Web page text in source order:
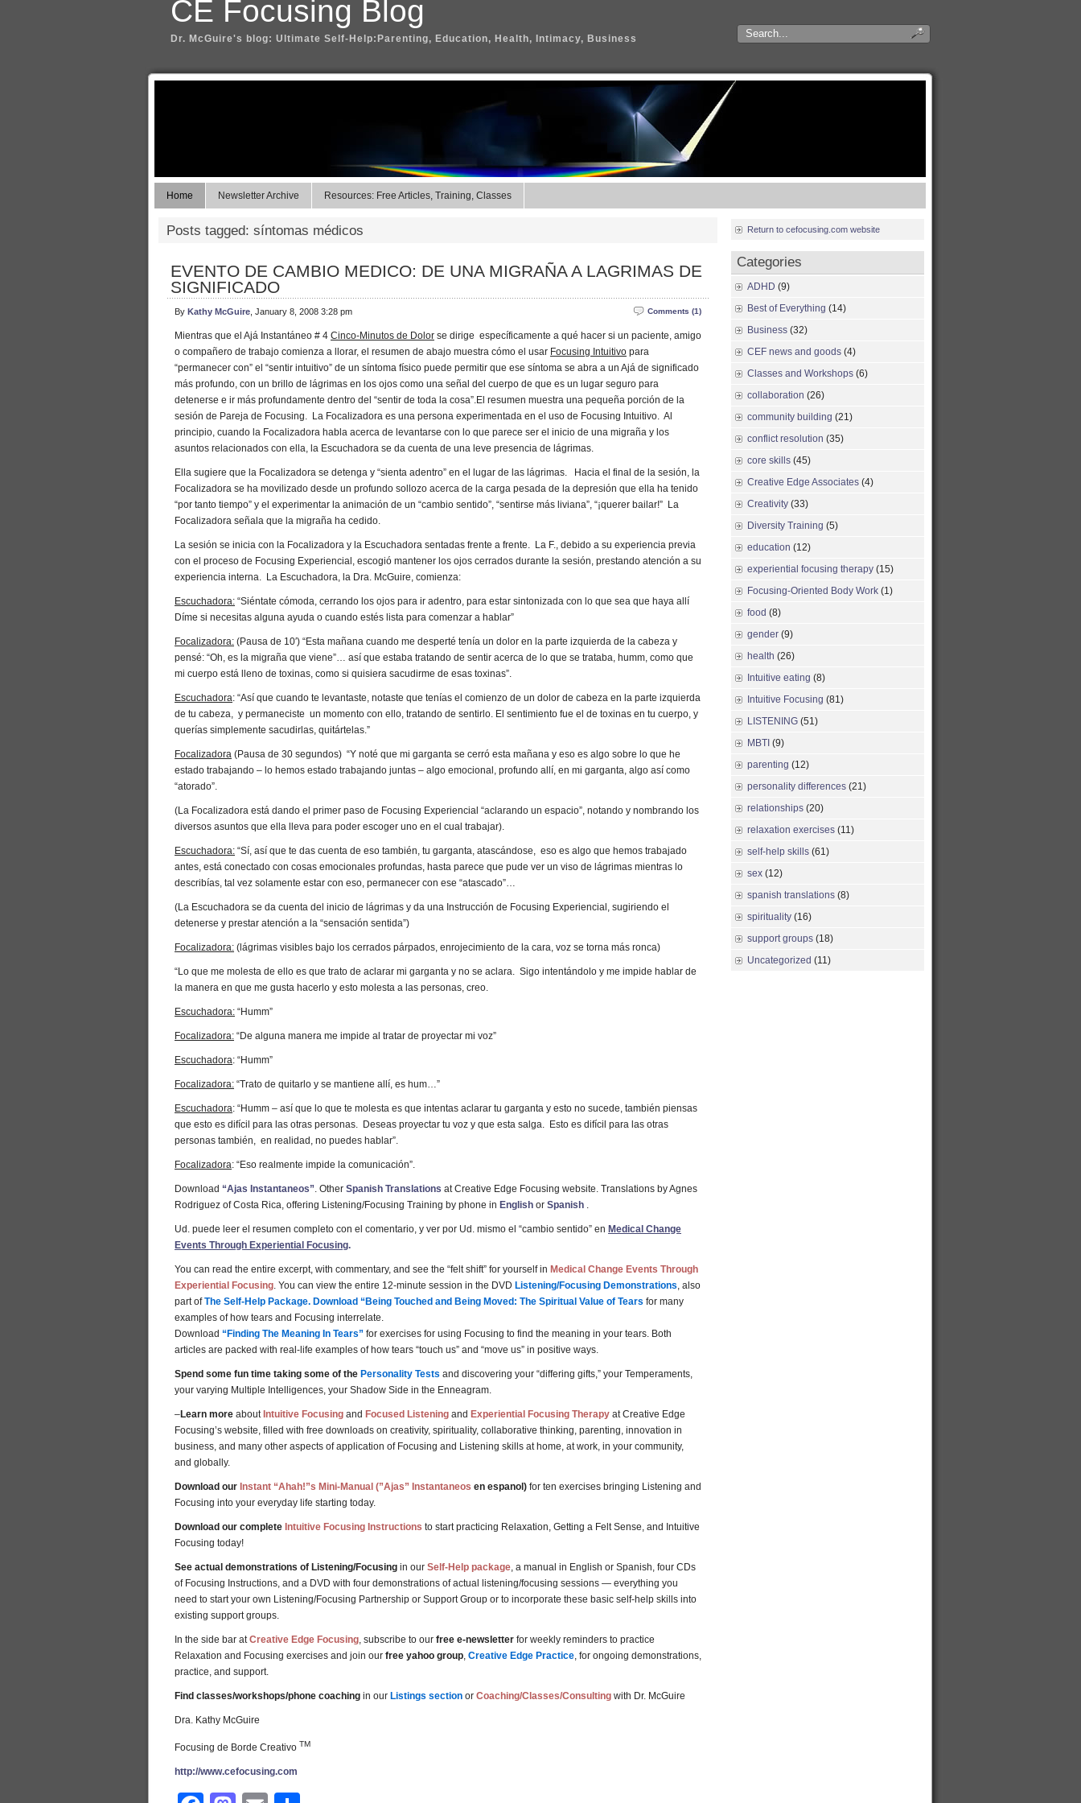
CE Focusing Blog
Dr. McGuire's blog: Ultimate Self-Help:Parenting, Education, Health, Intimacy, Business
Home Newsletter Archive Resources: Free Articles, Training, Classes
Posts tagged: síntomas médicos
EVENTO DE CAMBIO MEDICO: DE UNA MIGRAÑA A LAGRIMAS DE
SIGNIFICADO
Comments (1)
By Kathy McGuire , January 8, 2008 3:28 pm
Mientras que el Ajá Instantáneo # 4 Cinco-Minutos de Dolor se dirige específicamente a qué hacer si un paciente, amigo
o compañero de trabajo comienza a llorar, el resumen de abajo muestra cómo el usar Focusing Intuitivo para
“permanecer con” el “sentir intuitivo” de un síntoma físico puede permitir que ese síntoma se abra a un Ajá de significado
más profundo, con un brillo de lágrimas en los ojos como una señal del cuerpo de que es un lugar seguro para
detenerse e ir más profundamente dentro del “sentir de toda la cosa”.El resumen muestra una pequeña porción de la
sesión de Pareja de Focusing. La Focalizadora es una persona experimentada en el uso de Focusing Intuitivo. Al
principio, cuando la Focalizadora habla acerca de levantarse con lo que parece ser el inicio de una migraña y los
asuntos relacionados con ella, la Escuchadora se da cuenta de una leve presencia de lágrimas.
Ella sugiere que la Focalizadora se detenga y “sienta adentro” en el lugar de las lágrimas. Hacia el final de la sesión, la
Focalizadora se ha movilizado desde un profundo sollozo acerca de la carga pesada de la depresión que ella ha tenido
“por tanto tiempo” y el experimentar la animación de un “cambio sentido”, “sentirse más liviana”, “¡querer bailar!” La
Focalizadora señala que la migraña ha cedido.
La sesión se inicia con la Focalizadora y la Escuchadora sentadas frente a frente. La F., debido a su experiencia previa
con el proceso de Focusing Experiencial, escogió mantener los ojos cerrados durante la sesión, prestando atención a su
experiencia interna. La Escuchadora, la Dra. McGuire, comienza:
Escuchadora: “Siéntate cómoda, cerrando los ojos para ir adentro, para estar sintonizada con lo que sea que haya allí
Díme si necesitas alguna ayuda o cuando estés lista para comenzar a hablar”
Focalizadora: (Pausa de 10′) “Esta mañana cuando me desperté tenía un dolor en la parte izquierda de la cabeza y
pensé: “Oh, es la migraña que viene”… así que estaba tratando de sentir acerca de lo que se trataba, humm, como que
mi cuerpo está lleno de toxinas, como si quisiera sacudirme de esas toxinas”.
Escuchadora: “Así que cuando te levantaste, notaste que tenías el comienzo de un dolor de cabeza en la parte izquierda
de tu cabeza, y permaneciste un momento con ello, tratando de sentirlo. El sentimiento fue el de toxinas en tu cuerpo, y
querías simplemente sacudirlas, quitártelas.”
Focalizadora (Pausa de 30 segundos) “Y noté que mi garganta se cerró esta mañana y eso es algo sobre lo que he
estado trabajando – lo hemos estado trabajando juntas – algo emocional, profundo allí, en mi garganta, algo así como
“atorado”.
(La Focalizadora está dando el primer paso de Focusing Experiencial “aclarando un espacio”, notando y nombrando los
diversos asuntos que ella lleva para poder escoger uno en el cual trabajar).
Escuchadora: “Sí, así que te das cuenta de eso también, tu garganta, atascándose, eso es algo que hemos trabajado
antes, está conectado con cosas emocionales profundas, hasta parece que pude ver un viso de lágrimas mientras lo
describías, tal vez solamente estar con eso, permanecer con ese “atascado”…
(La Escuchadora se da cuenta del inicio de lágrimas y da una Instrucción de Focusing Experiencial, sugiriendo el
detenerse y prestar atención a la “sensación sentida”)
Focalizadora: (lágrimas visibles bajo los cerrados párpados, enrojecimiento de la cara, voz se torna más ronca)
“Lo que me molesta de ello es que trato de aclarar mi garganta y no se aclara. Sigo intentándolo y me impide hablar de
la manera en que me gusta hacerlo y esto molesta a las personas, creo.
Escuchadora: “Humm”
Focalizadora: “De alguna manera me impide al tratar de proyectar mi voz”
Escuchadora: “Humm”
Focalizadora: “Trato de quitarlo y se mantiene allí, es hum…”
Escuchadora: “Humm – así que lo que te molesta es que intentas aclarar tu garganta y esto no sucede, también piensas
que esto es difícil para las otras personas. Deseas proyectar tu voz y que esta salga. Esto es difícil para las otras
personas también, en realidad, no puedes hablar”.
Focalizadora: “Eso realmente impide la comunicación”.
Download “Ajas Instantaneos”. Other Spanish Translations at Creative Edge Focusing website. Translations by Agnes
Rodriguez of Costa Rica, offering Listening/Focusing Training by phone in English or Spanish .
Ud. puede leer el resumen completo con el comentario, y ver por Ud. mismo el “cambio sentido” en Medical Change
Events Through Experiential Focusing.
You can read the entire excerpt, with commentary, and see the “felt shift” for yourself in Medical Change Events Through
Experiential Focusing. You can view the entire 12-minute session in the DVD Listening/Focusing Demonstrations, also
part ofThe Self-Help Package. Download “Being Touched and Being Moved: The Spiritual Value of Tears for many
examples of how tears and Focusing interrelate.
Download “Finding The Meaning In Tears” for exercises for using Focusing to find the meaning in your tears. Both
articles are packed with real-life examples of how tears “touch us” and “move us” in positive ways.
Spend some fun time taking some of the Personality Tests and discovering your “differing gifts,” your Temperaments,
your varying Multiple Intelligences, your Shadow Side in the Enneagram.
–Learn more about Intuitive Focusing and Focused Listening and Experiential Focusing Therapy at Creative Edge
Focusing’s website, filled with free downloads on creativity, spirituality, collaborative thinking, parenting, innovation in
business, and many other aspects of application of Focusing and Listening skills at home, at work, in your community,
and globally.
Download our Instant “Ahah!”s Mini-Manual (”Ajas” Instantaneos en espanol) for ten exercises bringing Listening and
Focusing into your everyday life starting today.
Download our complete Intuitive Focusing Instructions to start practicing Relaxation, Getting a Felt Sense, and Intuitive
Focusing today!
See actual demonstrations of Listening/Focusing in our Self-Help package, a manual in English or Spanish, four CDs
of Focusing Instructions, and a DVD with four demonstrations of actual listening/focusing sessions — everything you
need to start your own Listening/Focusing Partnership or Support Group or to incorporate these basic self-help skills into
existing support groups.
In the side bar atCreative Edge Focusing, subscribe to our free e-newsletter for weekly reminders to practice
Relaxation and Focusing exercises and join our free yahoo group, Creative Edge Practice, for ongoing demonstrations,
practice, and support.
Find classes/workshops/phone coaching in our Listings section or Coaching/Classes/Consulting with Dr. McGuire
Dra. Kathy McGuire
Focusing de Borde Creativo TM
http://www.cefocusing.com
Return to cefocusing.com website
Categories
ADHD (9)
Best of Everything (14)
Business (32)
CEF news and goods (4)
Classes and Workshops (6)
collaboration (26)
community building (21)
conflict resolution (35)
core skills (45)
Creative Edge Associates (4)
Creativity (33)
Diversity Training (5)
education (12)
experiential focusing therapy (15)
Focusing-Oriented Body Work (1)
food (8)
gender (9)
health (26)
Intuitive eating (8)
Intuitive Focusing (81)
LISTENING (51)
MBTI (9)
parenting (12)
personality differences (21)
relationships (20)
relaxation exercises (11)
self-help skills (61)
sex (12)
spanish translations (8)
spirituality (16)
support groups (18)
Uncategorized (11)